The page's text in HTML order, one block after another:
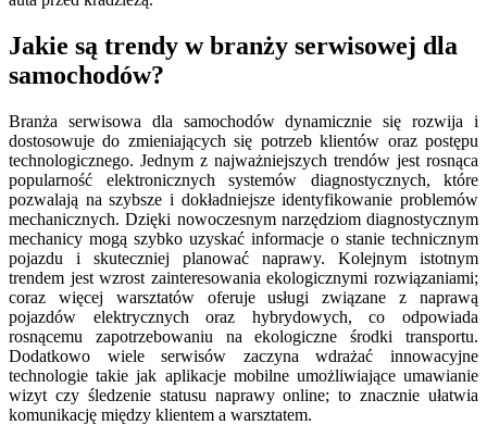
Jakie są trendy w branży serwisowej dla
samochodów?
Branża serwisowa dla samochodów dynamicznie się rozwija i
dostosowuje do zmieniających się potrzeb klientów oraz postępu
technologicznego. Jednym z najważniejszych trendów jest rosnąca
popularność elektronicznych systemów diagnostycznych, które
pozwalają na szybsze i dokładniejsze identyfikowanie problemów
mechanicznych. Dzięki nowoczesnym narzędziom diagnostycznym
mechanicy mogą szybko uzyskać informacje o stanie technicznym
pojazdu i skuteczniej planować naprawy. Kolejnym istotnym
trendem jest wzrost zainteresowania ekologicznymi rozwiązaniami;
coraz więcej warsztatów oferuje usługi związane z naprawą
pojazdów elektrycznych oraz hybrydowych, co odpowiada
rosnącemu zapotrzebowaniu na ekologiczne środki transportu.
Dodatkowo wiele serwisów zaczyna wdrażać innowacyjne
technologie takie jak aplikacje mobilne umożliwiające umawianie
wizyt czy śledzenie statusu naprawy online; to znacznie ułatwia
komunikację między klientem a warsztatem.